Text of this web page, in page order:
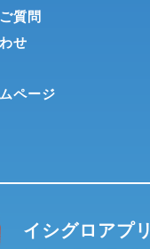
質問
せ
ページ
イシグロアプリ